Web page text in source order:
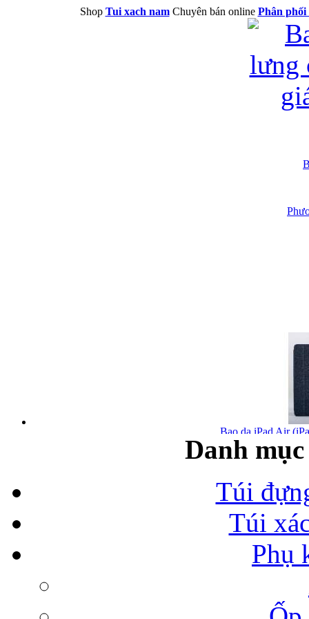
Shop Tui xach namChuyên bán online Phân phối
Bao da iPad Air
Bao da iPad Air
Danh
Túi
Túi
Phụ